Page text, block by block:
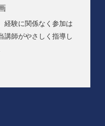
経験に関係なく参加は
講師がやさしく指導し